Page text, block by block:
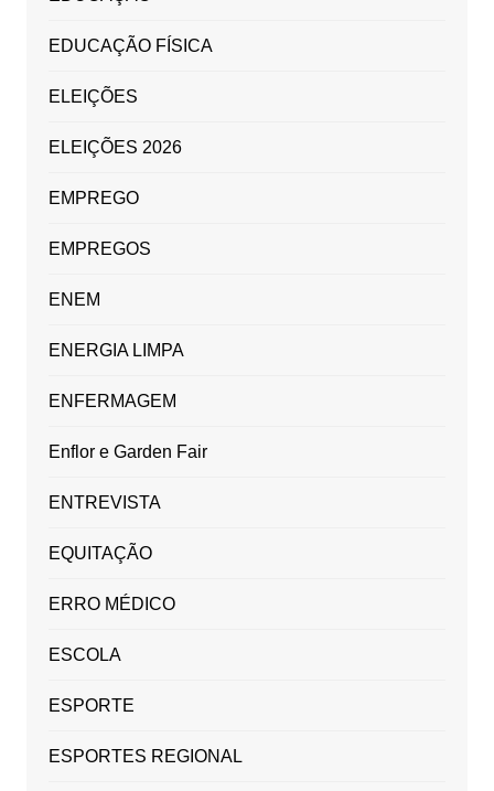
EDUCAÇÃO FÍSICA
ELEIÇÕES
ELEIÇÕES 2026
EMPREGO
EMPREGOS
ENEM
ENERGIA LIMPA
ENFERMAGEM
Enflor e Garden Fair
ENTREVISTA
EQUITAÇÃO
ERRO MÉDICO
ESCOLA
ESPORTE
ESPORTES REGIONAL